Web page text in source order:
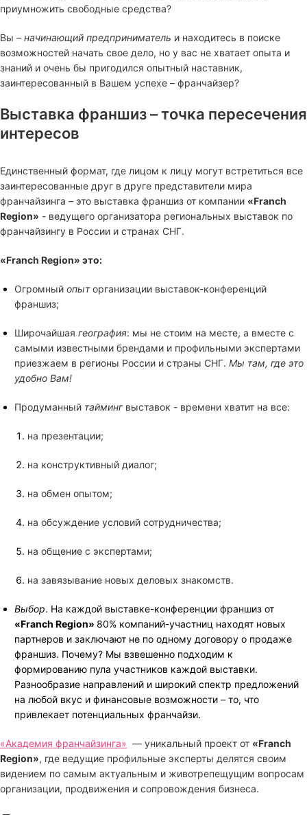
приумножить свободные средства?
Вы – начинающий предприниматель и находитесь в поиске
возможностей начать свое дело, но у вас не хватает опыта и
знаний и очень бы пригодился опытный наставник,
заинтересованный в Вашем успехе – франчайзер?
Выставка франшиз – точка пересечения
интересов
Единственный формат, где лицом к лицу могут встретиться все
заинтересованные друг в друге представители мира
франчайзинга – это выставка франшиз от компании «Franch
Region» - ведущего организатора региональных выставок по
франчайзингу в России и странах СНГ.
«Franch Region» это:
Огромный опыторганизации выставок-конференций
франшиз;
Широчайшая география: мы не стоим на месте, а вместе с
самыми известными брендами и профильными экспертами
приезжаем в регионы России и страны СНГ. Мы там, где это
удобно Вам!
Продуманный таймингвыставок - времени хватит на все:
на презентации;
на конструктивный диалог;
на обмен опытом;
на обсуждение условий сотрудничества;
на общение с экспертами;
на завязывание новых деловых знакомств.
Выбор. На каждой выставке-конференции франшиз от
«Franch Region» 80% компаний-участниц находят новых
партнеров и заключают не по одному договору о продаже
франшиз. Почему? Мы взвешенно подходим к
формированию пула участников каждой выставки.
Разнообразие направлений и широкий спектр предложений
на любой вкус и финансовые возможности – то, что
привлекает потенциальных франчайзи.
«Академия франчайзинга» — уникальный проект от «Franch
Region», где ведущие профильные эксперты делятся своим
видением по самым актуальным и животрепещущим вопросам
организации, продвижения и сопровождения бизнеса.